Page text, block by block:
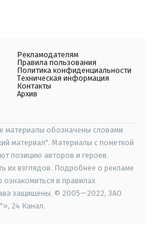
Рекламодателям
Правила пользования
Политика конфиденциальности
Техническая информация
Контакты
Архив
материалы обозначены словами
материал". Материалы с пометкой
позицию авторов и героев.
их взглядов. Подробнее о рекламе
в правилах
защищены. © 2005—2022, ЗАО
24 Канал.